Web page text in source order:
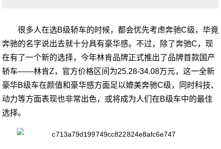
很多人在选B级轿车的时候，都会优先考虑奔驰C级，毕竟
奔驰的名字说出去就十分具有豪华感。不过，除了奔驰C，现
在有了一个新的选择，今年林肯品牌正式推出了品牌首款国产
轿车——林肯Z，官方价格区间为25.28-34.08万元，这一全新
豪华B级车在颜值和豪华感方面足以媲美奔驰C级，同时科技、
动力等方面表现也非常出色，或将成为人们在B级车中的最佳
选择。